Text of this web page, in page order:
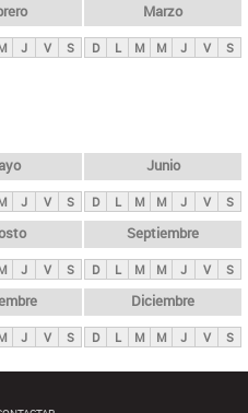
J V S
Marzo
D L M M J V S
J V S
Junio
D L M M J V S
J V S
Septiembre
D L M M J V S
J V S
Diciembre
D L M M J V S